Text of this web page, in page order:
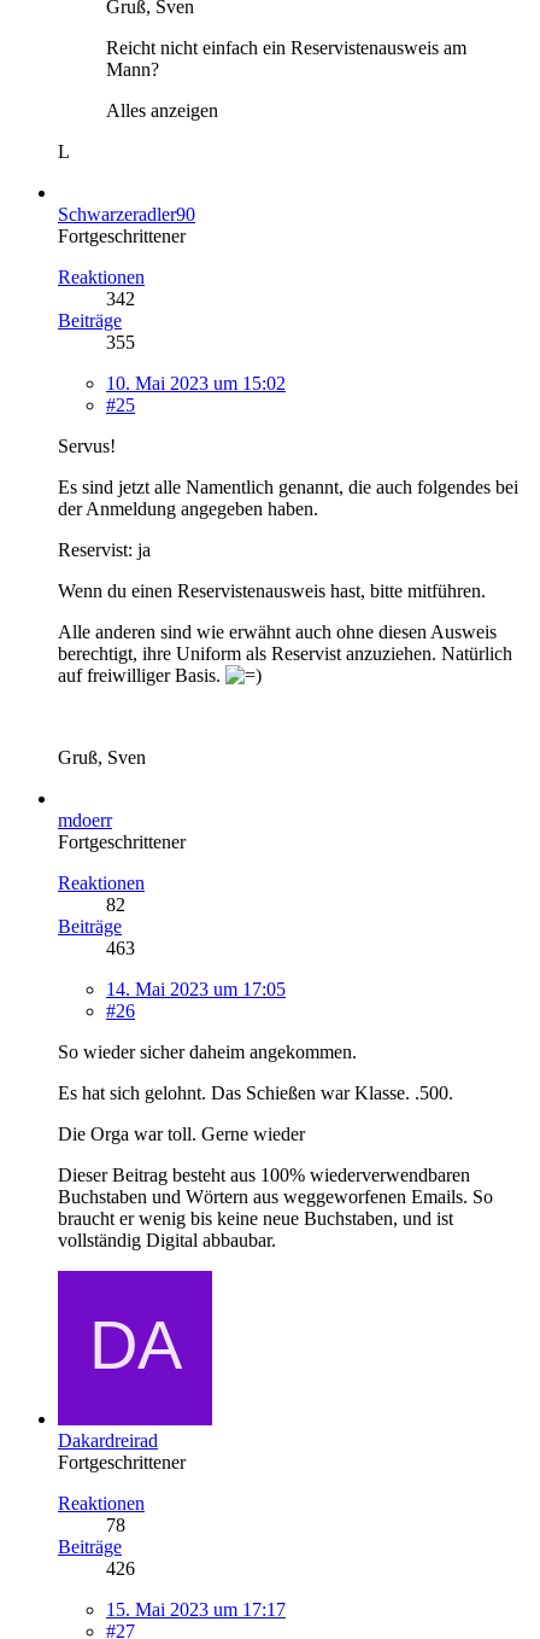
Gruß, Sven
Reicht nicht einfach ein Reservistenausweis am
Mann?
Alles anzeigen
L
Schwarzeradler90
Fortgeschrittener
Reaktionen
342
Beiträge
355
10. Mai 2023 um 15:02
#25
Servus!
Es sind jetzt alle Namentlich genannt, die auch folgendes bei
der Anmeldung angegeben haben.
Reservist: ja
Wenn du einen Reservistenausweis hast, bitte mitführen.
Alle anderen sind wie erwähnt auch ohne diesen Ausweis
berechtigt, ihre Uniform als Reservist anzuziehen. Natürlich
auf freiwilliger Basis.
Gruß, Sven
mdoerr
Fortgeschrittener
Reaktionen
82
Beiträge
463
14. Mai 2023 um 17:05
#26
So wieder sicher daheim angekommen.
Es hat sich gelohnt. Das Schießen war Klasse. .500.
Die Orga war toll. Gerne wieder
Dieser Beitrag besteht aus 100% wiederverwendbaren
Buchstaben und Wörtern aus weggeworfenen Emails. So
braucht er wenig bis keine neue Buchstaben, und ist
vollständig Digital abbaubar.
Dakardreirad
Fortgeschrittener
Reaktionen
78
Beiträge
426
15. Mai 2023 um 17:17
#27